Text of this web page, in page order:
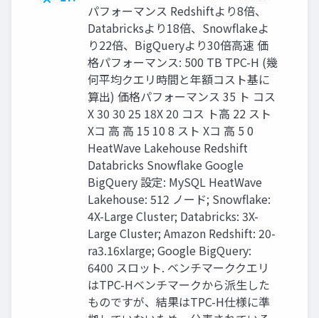
パフォーマンス Redshiftより8倍、
Databricksより18倍、Snowflakeよ
り22倍、BigQueryより30倍⾼速 価
格パフォーマンス: 500 TB TPC-H (幾
何平均クエリ時間と年額コスト基に
算出) 価格パフォーマンス 35 ト コス
X 30 30 25 18X 20 コス ト⾼ 22 スト
Xコ ⾼ ⾼ 15 10 8 スト Xコ ⾼ 5 0
HeatWave Lakehouse Redshift
Databricks Snowflake Google
BigQuery 設定: MySQL HeatWave
Lakehouse: 512 ノード; Snowflake:
4X-Large Cluster; Databricks: 3X-
Large Cluster; Amazon Redshift: 20-
ra3.16xlarge; Google BigQuery:
6400 スロット. ベンチマーククエリ
はTPC-Hベンチマークから派⽣した
ものですが、結果はTPC-H仕様に準